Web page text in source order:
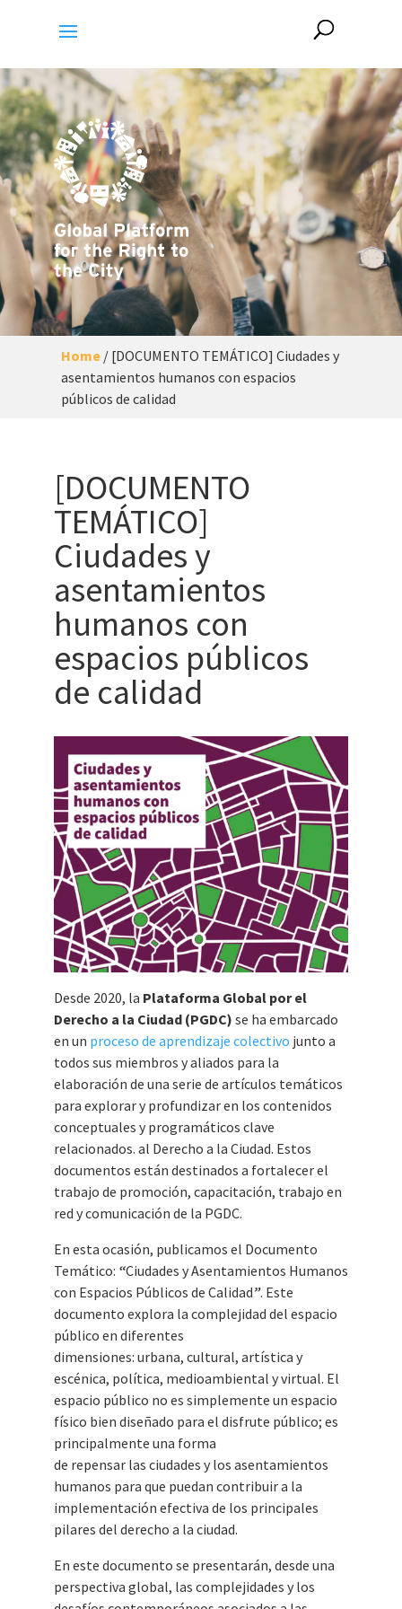
Home/ [DOCUMENTO TEMÁTICO] Ciudades y
asentamientos humanos con espacios
públicos de calidad
[DOCUMENTO
TEMÁTICO]
Ciudades y
asentamientos
humanos con
espacios públicos
de calidad
Desde 2020, la Plataforma Global por el
Derecho a la Ciudad (PGDC) se ha embarcado
en un proceso de aprendizaje colectivo junto a
todos sus miembros y aliados para la
elaboración de una serie de artículos temáticos
para explorar y profundizar en los contenidos
conceptuales y programáticos clave
relacionados. al Derecho a la Ciudad. Estos
documentos están destinados a fortalecer el
trabajo de promoción, capacitación, trabajo en
red y comunicación de la PGDC.
En esta ocasión, publicamos el Documento
Temático: “Ciudades y Asentamientos Humanos
con Espacios Públicos de Calidad”. Este
documento explora la complejidad del espacio
público en diferentes
dimensiones: urbana, cultural, artística y
escénica, política, medioambiental y virtual. El
espacio público no es simplemente un espacio
físico bien diseñado para el disfrute público; es
principalmente una forma
de repensar las ciudades y los asentamientos
humanos para que puedan contribuir a la
implementación efectiva de los principales
pilares del derecho a la ciudad.
En este documento se presentarán, desde una
perspectiva global, las complejidades y los